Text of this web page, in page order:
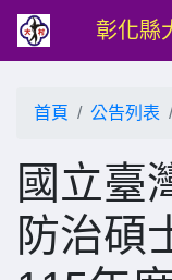
彰化縣
首頁 公告列表
國立臺
防治碩